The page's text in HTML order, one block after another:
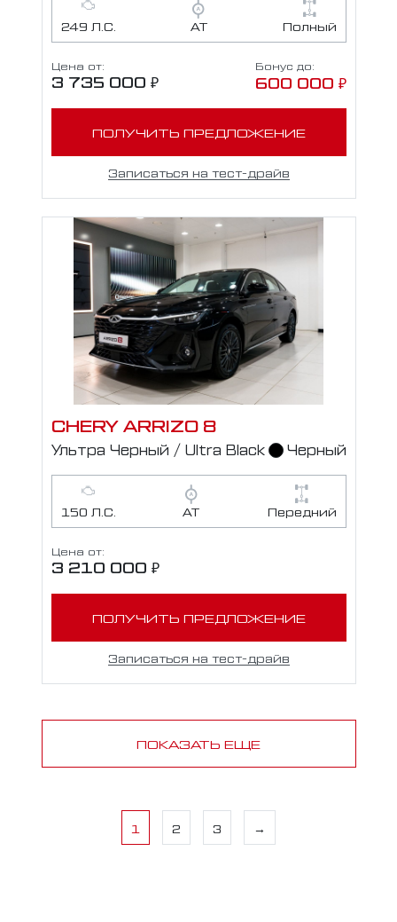
249 Л.С. АТ Полный
Цена от:
3 735 000 ₽
Бонус до:
600 000 ₽
ПОЛУЧИТЬ ПРЕДЛОЖЕНИЕ
Записаться на тест-драйв
CHERY ARRIZO 8
Ультра Черный / Ultra Black Черный
150 Л.С. АТ Передний
Цена от:
3 210 000 ₽
ПОЛУЧИТЬ ПРЕДЛОЖЕНИЕ
Записаться на тест-драйв
ПОКАЗАТЬ ЕЩЕ
1 2 3 →